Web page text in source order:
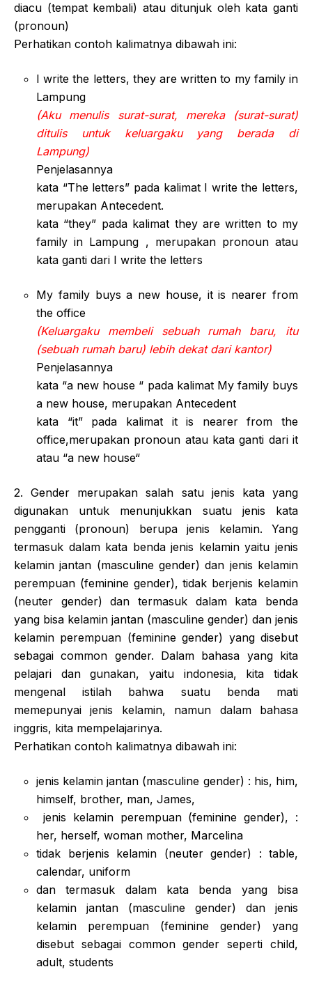
diacu (tempat kembali) atau ditunjuk oleh kata ganti
(pronoun)
Perhatikan contoh kalimatnya dibawah ini:
I write the letters, they are written to my family in
Lampung
(Aku menulis surat-surat, mereka (surat-surat)
ditulis untuk keluargaku yang berada di
Lampung)
Penjelasannya
kata “The letters” pada kalimat I write the letters,
merupakan Antecedent.
kata “they” pada kalimat they are written to my
family in Lampung , merupakan pronoun atau
kata ganti dari I write the letters
My family buys a new house, it is nearer from
the office
(Keluargaku membeli sebuah rumah baru, itu
(sebuah rumah baru) lebih dekat dari kantor)
Penjelasannya
kata “a new house “ pada kalimat My family buys
a new house, merupakan Antecedent
kata “it” pada kalimat it is nearer from the
office,merupakan pronoun atau kata ganti dari it
atau “a new house“
2. Gender merupakan salah satu jenis kata yang
digunakan untuk menunjukkan suatu jenis kata
pengganti (pronoun) berupa jenis kelamin. Yang
termasuk dalam kata benda jenis kelamin yaitu jenis
kelamin jantan (masculine gender) dan jenis kelamin
perempuan (feminine gender), tidak berjenis kelamin
(neuter gender) dan termasuk dalam kata benda
yang bisa kelamin jantan (masculine gender) dan jenis
kelamin perempuan (feminine gender) yang disebut
sebagai common gender. Dalam bahasa yang kita
pelajari dan gunakan, yaitu indonesia, kita tidak
mengenal istilah bahwa suatu benda mati
memepunyai jenis kelamin, namun dalam bahasa
inggris, kita mempelajarinya.
Perhatikan contoh kalimatnya dibawah ini:
jenis kelamin jantan (masculine gender) : his, him,
himself, brother, man, James,
jenis kelamin perempuan (feminine gender), :
her, herself, woman mother, Marcelina
tidak berjenis kelamin (neuter gender) : table,
calendar, uniform
dan termasuk dalam kata benda yang bisa
kelamin jantan (masculine gender) dan jenis
kelamin perempuan (feminine gender) yang
disebut sebagai common gender seperti child,
adult, students